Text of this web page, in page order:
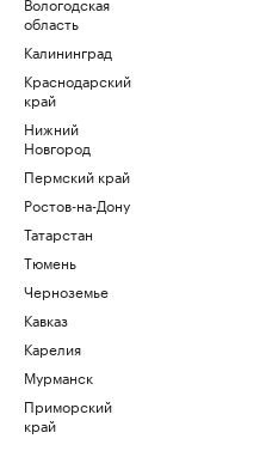
область
Калининград
Краснодарский
край
Нижний
Новгород
Пермский край
Ростов-на-Дону
Татарстан
Тюмень
Черноземье
Кавказ
Карелия
Мурманск
Приморский
край